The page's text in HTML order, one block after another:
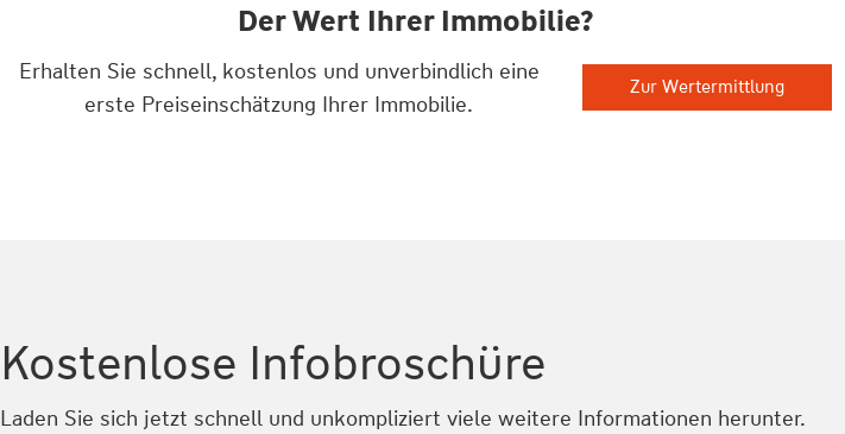
Der Wert Ihrer Immobilie?
Erhalten Sie schnell, kostenlos und unverbindlich eine
erste Preiseinschätzung Ihrer Immobilie.
Zur Wertermittlung
Kostenlose Infobroschüre
Laden Sie sich jetzt schnell und unkompliziert viele weitere Informationen herunter.